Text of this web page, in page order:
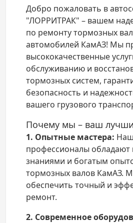
Добро пожаловать в
"ЛОРРИТРАК" – вашем
по ремонту тормозных
автомобилей КамАЗ! Мы
высококачественные
обслуживанию и
тормозных систем,
безопасность и
вашего грузового
Почему мы – ваш
1. Опытные мастера:
профессионалы обладают
знаниями и богатым
тормозных валов КамАЗ.
обеспечить точный и
ремонт.
2. Современное